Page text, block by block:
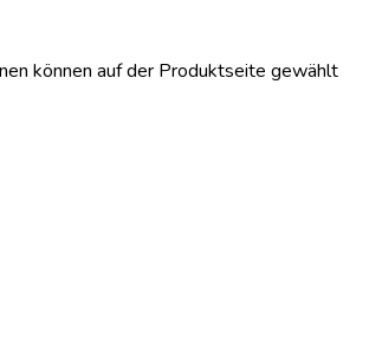
können auf der Produktseite gewählt